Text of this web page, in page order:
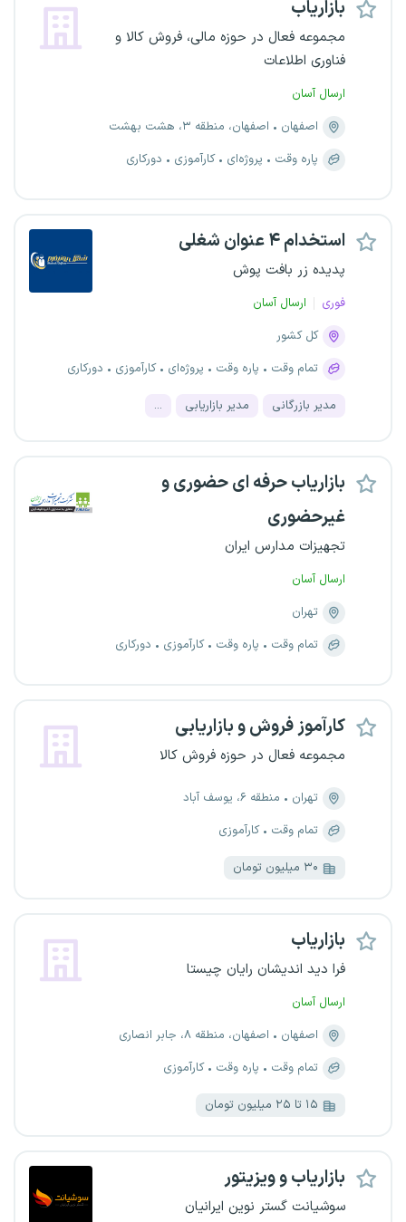
بازاریاب
مجموعه فعال در حوزه مالی، فروش کالا و
فناوری اطلاعات
ارسال آسان
اصفهان
اصفهان، منطقه ۳، هشت بهشت
پاره وقت
پروژه‌ای کارآموزی دورکاری
استخدام ۴ عنوان شغلی
پدیده زر بافت پوش
فوری
ارسال آسان
کل کشور
تمام وقت
پاره وقت پروژه‌ای کارآموزی دورکاری
مدیر بازرگانی مدیر بازاریابی ...
بازاریاب حرفه ای حضوری و
غیرحضوری
تجهیزات مدارس ایران
ارسال آسان
تهران
تمام وقت
پاره وقت کارآموزی دورکاری
کارآموز فروش و بازاریابی
مجموعه فعال در حوزه فروش کالا
تهران
منطقه ۶، یوسف آباد
تمام وقت
کارآموزی
۳۰ میلیون تومان
بازاریاب
فرا دید اندیشان رایان چیستا
ارسال آسان
اصفهان
اصفهان، منطقه ۸، جابر انصاری
تمام وقت
پاره وقت کارآموزی
۱۵ تا ۲۵ میلیون تومان
بازاریاب و ویزیتور
سوشیانت گستر نوین ایرانیان